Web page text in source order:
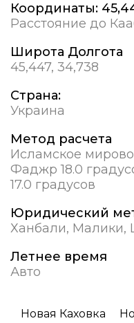
Координаты:
Расстояние до
Широта Долгота
45,447, 34,738
Страна:
Украина
Метод расчета
Исламское
Фаджр 18.0
17.0 градусов
Юридический
Ханбали, Малики,
Летнее время
Авто
Новая Каховка